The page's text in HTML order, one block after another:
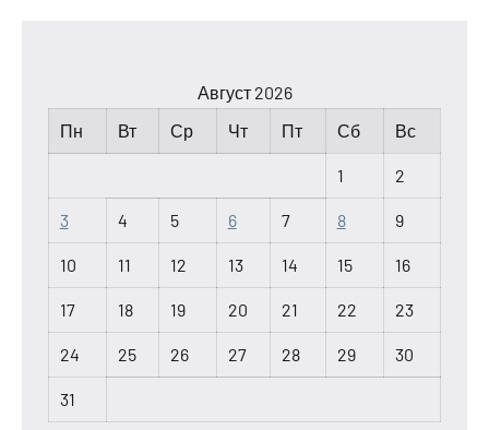
Август 2026
Пн
Вт Ср Чт Пт Сб Вс
1 2
3 4 5 6 7 8 9
10 11 12 13 14 15 16
17 18 19 20 21 22 23
24 25 26 27 28 29 30
31